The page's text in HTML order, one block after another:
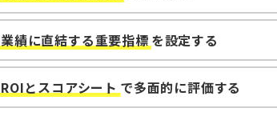
業績に直結する重要指標 を設定する
ROIとスコアシート で多面的に評価する